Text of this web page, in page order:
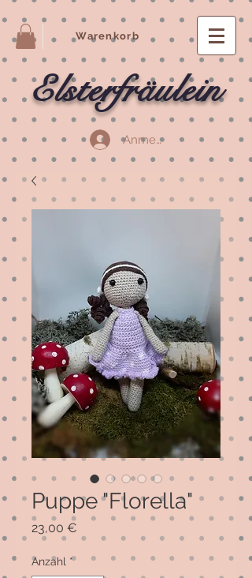
Warenkorb
Elsterfräulein
Anmelden
Puppe "Florella"
23,00 €
Anzahl *